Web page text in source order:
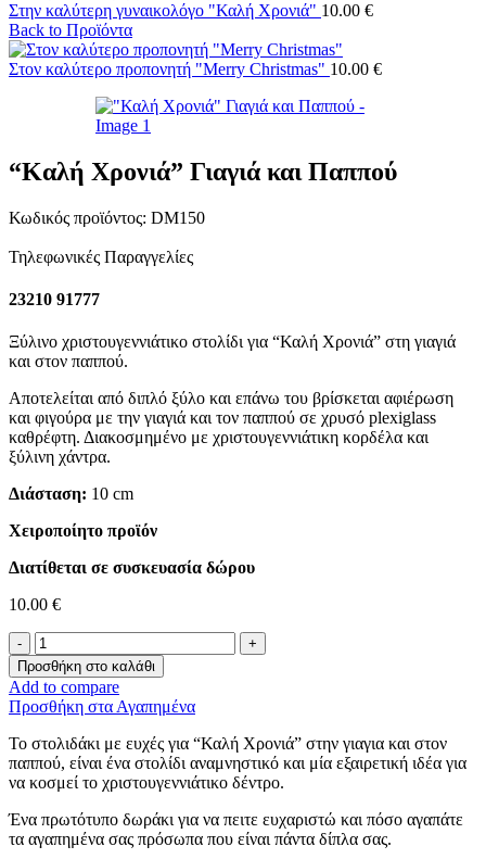
Στην καλύτερη γυναικολόγο "Καλή Χρονιά" 10.00 €
Back to Προϊόντα
Στον καλύτερο προπονητή "Merry Christmas" 10.00 €
“Καλή Χρονιά” Γιαγιά και Παππού
Κωδικός προϊόντος: DM150
Τηλεφωνικές Παραγγελίες
23210 91777
Ξύλινο χριστουγεννιάτικο στολίδι για “Καλή Χρονιά” στη γιαγιά
και στον παππού.
Αποτελείται από διπλό ξύλο και επάνω του βρίσκεται αφιέρωση
και φιγούρα με την γιαγιά και τον παππού σε χρυσό plexiglass
καθρέφτη. Διακοσμημένο με χριστουγεννιάτικη κορδέλα και
ξύλινη χάντρα.
Διάσταση: 10 cm
Χειροποίητο προϊόν
Διατίθεται σε συσκευασία δώρου
10.00 €
"Καλή
Χρονιά"
Γιαγιά
και
Παππού
ποσότητα
Προσθήκη στο καλάθι
Add to compare
Προσθήκη στα Αγαπημένα
Το στολιδάκι με ευχές για “Καλή Χρονιά” στην γιαγια και στον
παππού, είναι ένα στολίδι αναμνηστικό και μία εξαιρετική ιδέα για
να κοσμεί το χριστουγεννιάτικο δέντρο.
Ένα πρωτότυπο δωράκι για να πειτε ευχαριστώ και πόσο αγαπάτε
τα αγαπημένα σας πρόσωπα που είναι πάντα δίπλα σας.